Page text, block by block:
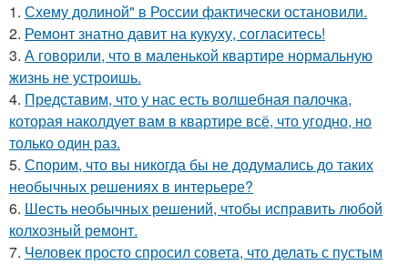
1. Схему долиной" в России фактически остановили.
2. Ремонт знатно давит на кукуху, согласитесь!
3. А говорили, что в маленькой квартире нормальную
жизнь не устроишь.
4. Представим, что у нас есть волшебная палочка,
которая наколдует вам в квартире всё, что угодно, но
только один раз.
5. Спорим, что вы никогда бы не додумались до таких
необычных решениях в интерьере?
6. Шесть необычных решений, чтобы исправить любой
колхозный ремонт.
7. Человек просто спросил совета, что делать с пустым